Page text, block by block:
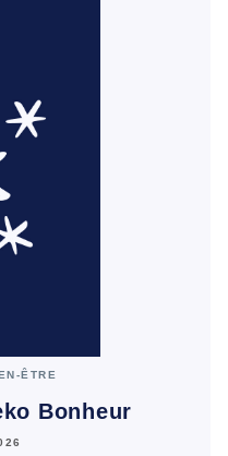
ÊTRE
Bonheur